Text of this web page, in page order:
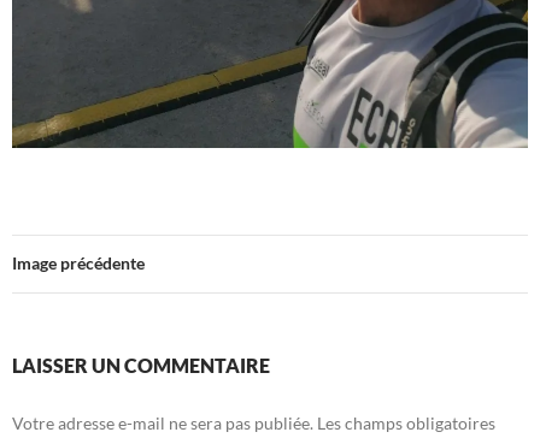
Image précédente
LAISSER UN COMMENTAIRE
Votre adresse e-mail ne sera pas publiée. Les champs obligatoires